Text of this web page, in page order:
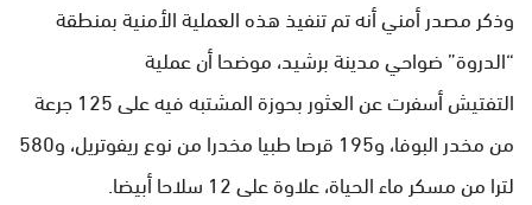
وذكر مصدر أمني أنه تم تنفيذ هذه العملية الأمنية بمنطقة
“الدروة” ضواحي مدينة برشيد، موضحا أن عملية
التفتيش أسفرت عن العثور بحوزة المشتبه فيه على 125 جرعة
من مخدر البوفا، و195 قرصا طبيا مخدرا من نوع ريفوتريل، و580
لترا من مسكر ماء الحياة، علاوة على 12 سلاحا أبيضا.